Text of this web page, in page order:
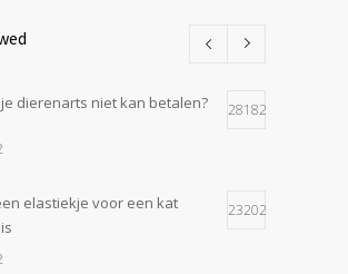
dierenarts niet kan betalen? 28182
elastiekje voor een kat
23202